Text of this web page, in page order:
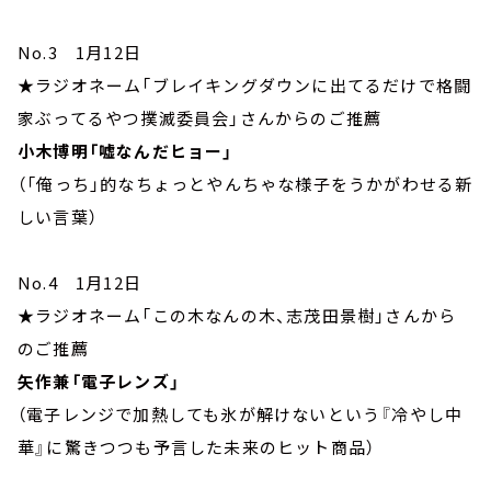
No.3 1月12日
★ラジオネーム「ブレイキングダウンに出てるだけで格闘
家ぶってるやつ撲滅委員会」さんからのご推薦
小木博明「嘘なんだヒョー」
（「俺っち」的なちょっとやんちゃな様子をうかがわせる新
しい言葉）
No.4 1月12日
★ラジオネーム「この木なんの木、志茂田景樹」さんから
のご推薦
矢作兼「電子レンズ」
（電子レンジで加熱しても氷が解けないという『冷やし中
華』に驚きつつも予言した未来のヒット商品）